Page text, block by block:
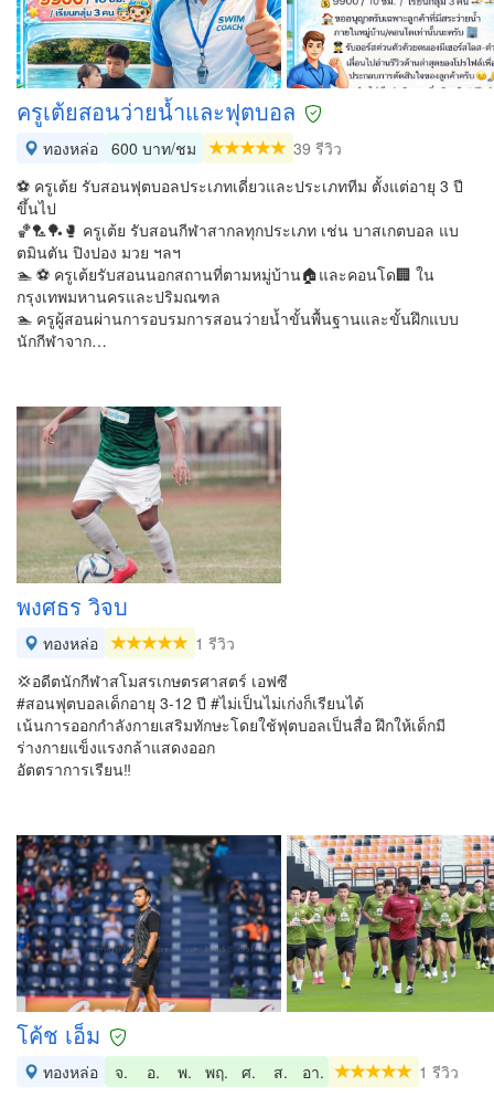
ครูเต้ยสอนว่ายน้ำและฟุตบอล
ทองหล่อ 600 บาท/ชม
39 รีวิว
⚽ ครูเต้ย รับสอนฟุตบอลประเภทเดี่ยวและประเภททีม ตั้งแต่อายุ 3 ปี
ขึ้นไป
🏀🏸🏓🥊 ครูเต้ย รับสอนกีฬาสากลทุกประเภท เช่น บาสเกตบอล แบ
ตมินตัน ปิงปอง มวย ฯลฯ
🏊 ⚽ ครูเต้ยรับสอนนอกสถานที่ตามหมู่บ้าน🏠และคอนโด🏢 ใน
กรุงเทพมหานครและปริมณฑล
🏊 ครูผู้สอนผ่านการอบรมการสอนว่ายน้ำขั้นพื้นฐานและขั้นฝึกแบบ
นักกีฬาจาก…
พงศธร วิจบ
ทองหล่อ
1 รีวิว
💢อดีตนักกีฬาสโมสรเกษตรศาสตร์ เอฟซี
#สอนฟุตบอลเด็กอายุ 3-12 ปี #ไม่เป็นไม่เก่งก็เรียนได้
เน้นการออกกำลังกายเสริมทักษะโดยใช้ฟุตบอลเป็นสื่อ ฝึกให้เด็กมี
ร่างกายแข็งแรงกล้าแสดงออก
อัตตราการเรียน‼️
โค้ช เอ็ม
ทองหล่อ จ. อ. พ. พฤ. ศ. ส. อา.
1 รีวิว